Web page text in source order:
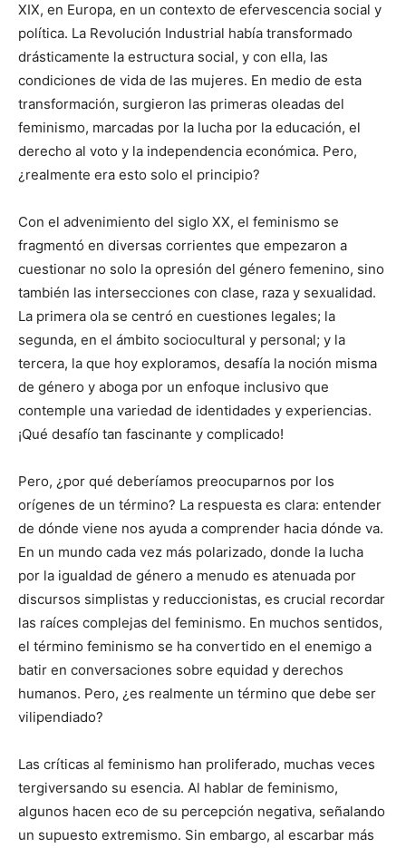
XIX, en Europa, en un contexto de efervescencia social y
política. La Revolución Industrial había transformado
drásticamente la estructura social, y con ella, las
condiciones de vida de las mujeres. En medio de esta
transformación, surgieron las primeras oleadas del
feminismo, marcadas por la lucha por la educación, el
derecho al voto y la independencia económica. Pero,
¿realmente era esto solo el principio?
Con el advenimiento del siglo XX, el feminismo se
fragmentó en diversas corrientes que empezaron a
cuestionar no solo la opresión del género femenino, sino
también las intersecciones con clase, raza y sexualidad.
La primera ola se centró en cuestiones legales; la
segunda, en el ámbito sociocultural y personal; y la
tercera, la que hoy exploramos, desafía la noción misma
de género y aboga por un enfoque inclusivo que
contemple una variedad de identidades y experiencias.
¡Qué desafío tan fascinante y complicado!
Pero, ¿por qué deberíamos preocuparnos por los
orígenes de un término? La respuesta es clara: entender
de dónde viene nos ayuda a comprender hacia dónde va.
En un mundo cada vez más polarizado, donde la lucha
por la igualdad de género a menudo es atenuada por
discursos simplistas y reduccionistas, es crucial recordar
las raíces complejas del feminismo. En muchos sentidos,
el término feminismo se ha convertido en el enemigo a
batir en conversaciones sobre equidad y derechos
humanos. Pero, ¿es realmente un término que debe ser
vilipendiado?
Las críticas al feminismo han proliferado, muchas veces
tergiversando su esencia. Al hablar de feminismo,
algunos hacen eco de su percepción negativa, señalando
un supuesto extremismo. Sin embargo, al escarbar más